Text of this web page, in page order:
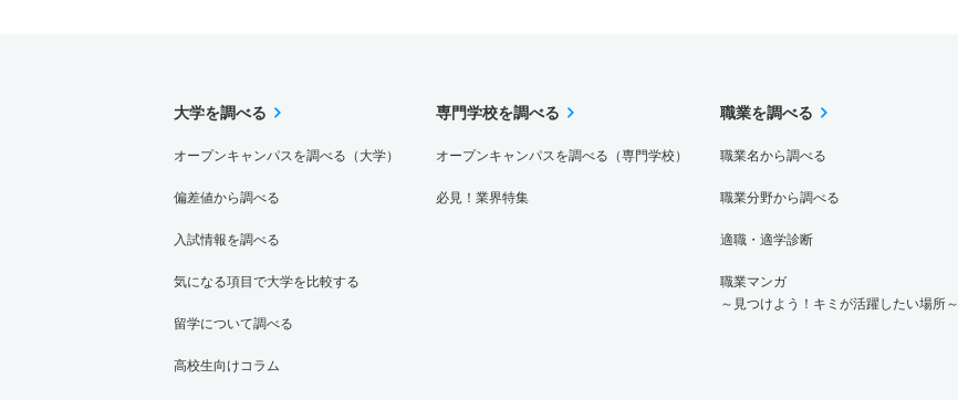
大学を調べる
オープンキャンパスを調べる（大学）
偏差値から調べる
入試情報を調べる
気になる項目で大学を比較する
留学について調べる
高校生向けコラム
専門学校を調べる
オープンキャンパスを調べる（専門学校）
必見！業界特集
職業を調べる
職業名から調べる
職業分野から調べる
適職・適学診断
職業マンガ
～見つけよう！キミが活躍したい場所～